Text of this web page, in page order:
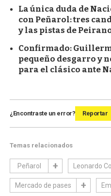
La única duda de
con Peñarol: tres
y las pistas de
Confirmado:
pequeño desgarro y
para el clásico ante
¿Encontraste un error? Reportar
Temas relacionados
Peñarol Leonardo
Mercado de pases